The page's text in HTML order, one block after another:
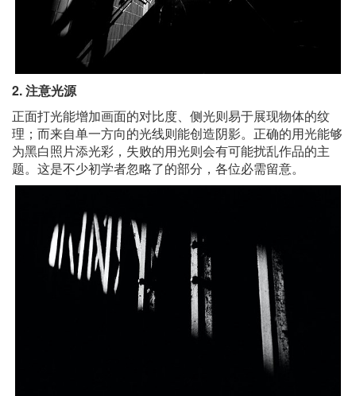
2. 注意光源
正面打光能增加画面的对比度、侧光则易于展现物体的纹
理；而来自单一方向的光线则能创造阴影。正确的用光能够
为黑白照片添光彩，失败的用光则会有可能扰乱作品的主
题。这是不少初学者忽略了的部分，各位必需留意。